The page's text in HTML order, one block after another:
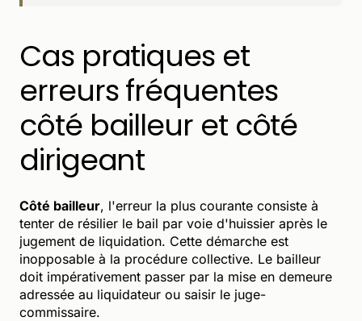
Cas pratiques et
erreurs fréquentes
côté bailleur et côté
dirigeant
Côté bailleur, l'erreur la plus courante consiste à
tenter de résilier le bail par voie d'huissier après le
jugement de liquidation. Cette démarche est
inopposable à la procédure collective. Le bailleur
doit impérativement passer par la mise en demeure
adressée au liquidateur ou saisir le juge-
commissaire.